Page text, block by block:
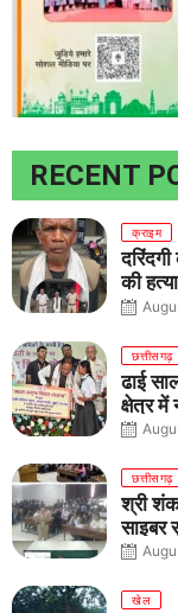
RECENT
क्राइम
की
छत्तीसगढ़
ढाई
क्षेत्र में
छत्तीसगढ़
श्री
साइबर
खेल